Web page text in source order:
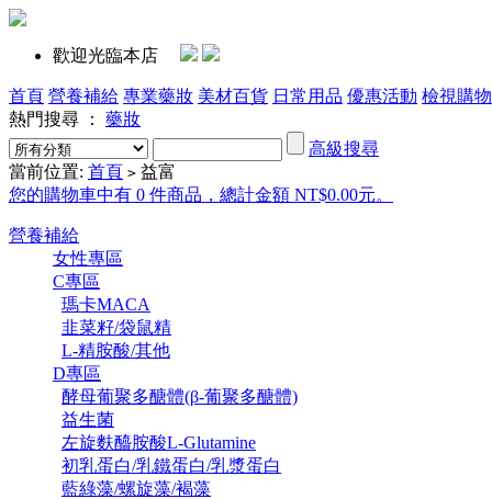
歡迎光臨本店
首頁 營養補給 專業藥妝 美材百貨 日常用品 優惠活動 檢視購
熱門搜尋 ： 藥妝
高級搜尋
當前位置: 首頁 > 益富
您的購物車中有 0 件商品，總計金額 NT$0.00元。
營養補給
女性專區
C專區
瑪卡MACA
韭菜籽/袋鼠精
L-精胺酸/其他
D專區
酵母葡聚多醣體(β-葡聚多醣體)
益生菌
左旋麩醯胺酸L-Glutamine
初乳蛋白/乳鐵蛋白/乳漿蛋白
藍綠藻/螺旋藻/褐藻